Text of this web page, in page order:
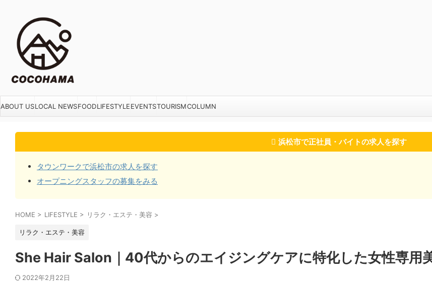
ABOUT USLOCAL NEWSFOODLIFESTYLEEVENTSTOURISMCOLUMN
浜松市で正社員・バイトの求人を探す
タウンワークで浜松市の求人を探す
オープニングスタッフの募集をみる
HOME > LIFESTYLE > リラク・エステ・美容 >
リラク・エステ・美容
She Hair Salon｜40代からのエイジングケアに特化した女性専用
2022年2月22日